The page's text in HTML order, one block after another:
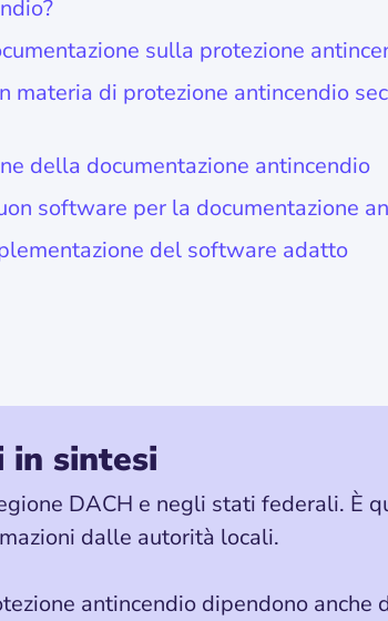
sulla protezione
materia di protezione antincendio
della documentazione antincendio
software per la documentazione
del software adatto
sintesi
DACH e negli stati federali. È
dalle autorità locali.
antincendio dipendono anche